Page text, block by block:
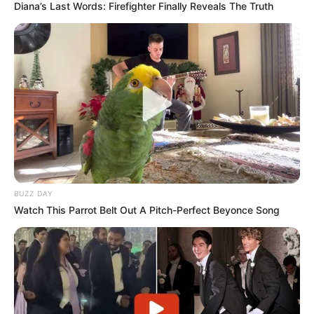
ACTIVAR AHORA
TEMAS DESTACADOS
CIERRES VIALES EN BUCARAMANGA
TRANSVERSAL DEL CARARE
FLORIDABLANCA
LLUVIAS EN SANTANDER
CIERRES VIALES EN SANTANDER
Diana’s Last Words: Firefighter Finally Reveals The Truth
BUZZ DAY
Watch This Parrot Belt Out A Pitch-Perfect Beyonce Song